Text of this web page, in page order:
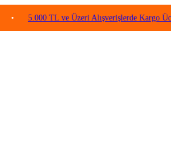
5.000 TL ve Üzeri Alışverişlerde Kargo Ücretsiz!